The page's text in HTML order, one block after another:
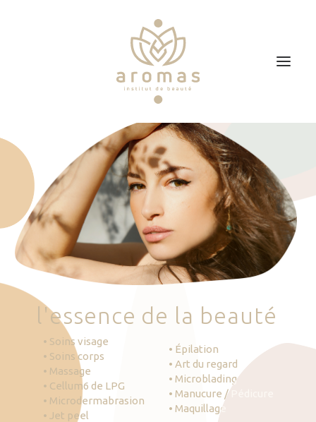
Soins
Je veux faire un bon cadeau
Plan d’accès
Prendre RDV
'essence de la beauté
• Soins visage
• Soins corps
• Massage
• Cellum6 de LPG
• Microdermabrasion
• Jet peel
• Épilation
• Art du regard
• Microblading
• Manucure / Pédicure
• Maquillage